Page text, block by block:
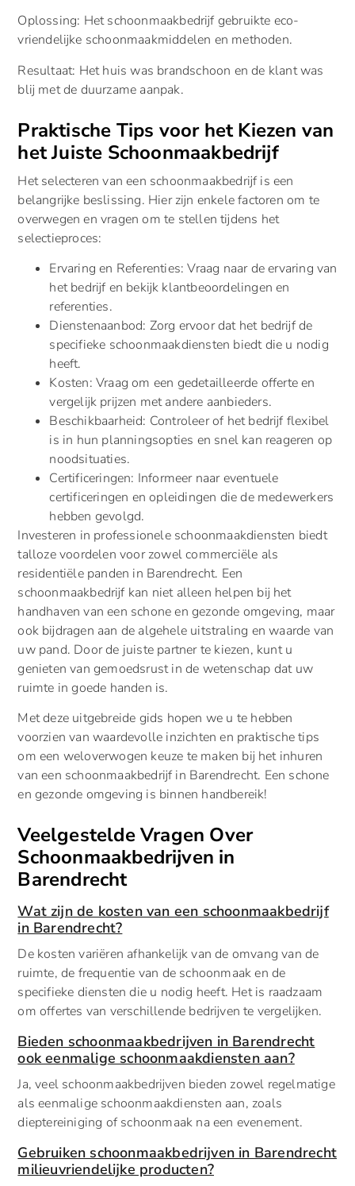
Oplossing: Het schoonmaakbedrijf gebruikte eco-
vriendelijke schoonmaakmiddelen en methoden.
Resultaat: Het huis was brandschoon en de klant was
blij met de duurzame aanpak.
Praktische Tips voor het Kiezen van
het Juiste Schoonmaakbedrijf
Het selecteren van een schoonmaakbedrijf is een
belangrijke beslissing. Hier zijn enkele factoren om te
overwegen en vragen om te stellen tijdens het
selectieproces:
Ervaring en Referenties: Vraag naar de ervaring van
het bedrijf en bekijk klantbeoordelingen en
referenties.
Dienstenaanbod: Zorg ervoor dat het bedrijf de
specifieke schoonmaakdiensten biedt die u nodig
heeft.
Kosten: Vraag om een gedetailleerde offerte en
vergelijk prijzen met andere aanbieders.
Beschikbaarheid: Controleer of het bedrijf flexibel
is in hun planningsopties en snel kan reageren op
noodsituaties.
Certificeringen: Informeer naar eventuele
certificeringen en opleidingen die de medewerkers
hebben gevolgd.
Investeren in professionele schoonmaakdiensten biedt
talloze voordelen voor zowel commerciële als
residentiële panden in Barendrecht. Een
schoonmaakbedrijf kan niet alleen helpen bij het
handhaven van een schone en gezonde omgeving, maar
ook bijdragen aan de algehele uitstraling en waarde van
uw pand. Door de juiste partner te kiezen, kunt u
genieten van gemoedsrust in de wetenschap dat uw
ruimte in goede handen is.
Met deze uitgebreide gids hopen we u te hebben
voorzien van waardevolle inzichten en praktische tips
om een weloverwogen keuze te maken bij het inhuren
van een schoonmaakbedrijf in Barendrecht. Een schone
en gezonde omgeving is binnen handbereik!
Veelgestelde Vragen Over
Schoonmaakbedrijven in
Barendrecht
Wat zijn de kosten van een schoonmaakbedrijf
in Barendrecht?
De kosten variëren afhankelijk van de omvang van de
ruimte, de frequentie van de schoonmaak en de
specifieke diensten die u nodig heeft. Het is raadzaam
om offertes van verschillende bedrijven te vergelijken.
Bieden schoonmaakbedrijven in Barendrecht
ook eenmalige schoonmaakdiensten aan?
Ja, veel schoonmaakbedrijven bieden zowel regelmatige
als eenmalige schoonmaakdiensten aan, zoals
dieptereiniging of schoonmaak na een evenement.
Gebruiken schoonmaakbedrijven in Barendrecht
milieuvriendelijke producten?